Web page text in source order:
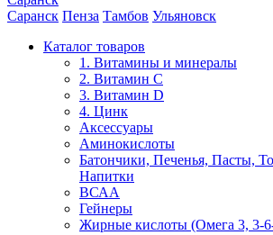
Саранск Пенза Тамбов Ульяновск
Каталог товаров
1. Витамины и минералы
2. Витамин С
3. Витамин D
4. Цинк
Аксессуары
Аминокислоты
Батончики, Печенья, Пасты,
Напитки
ВСАА
Гейнеры
Жирные кислоты (Омега 3, 3-